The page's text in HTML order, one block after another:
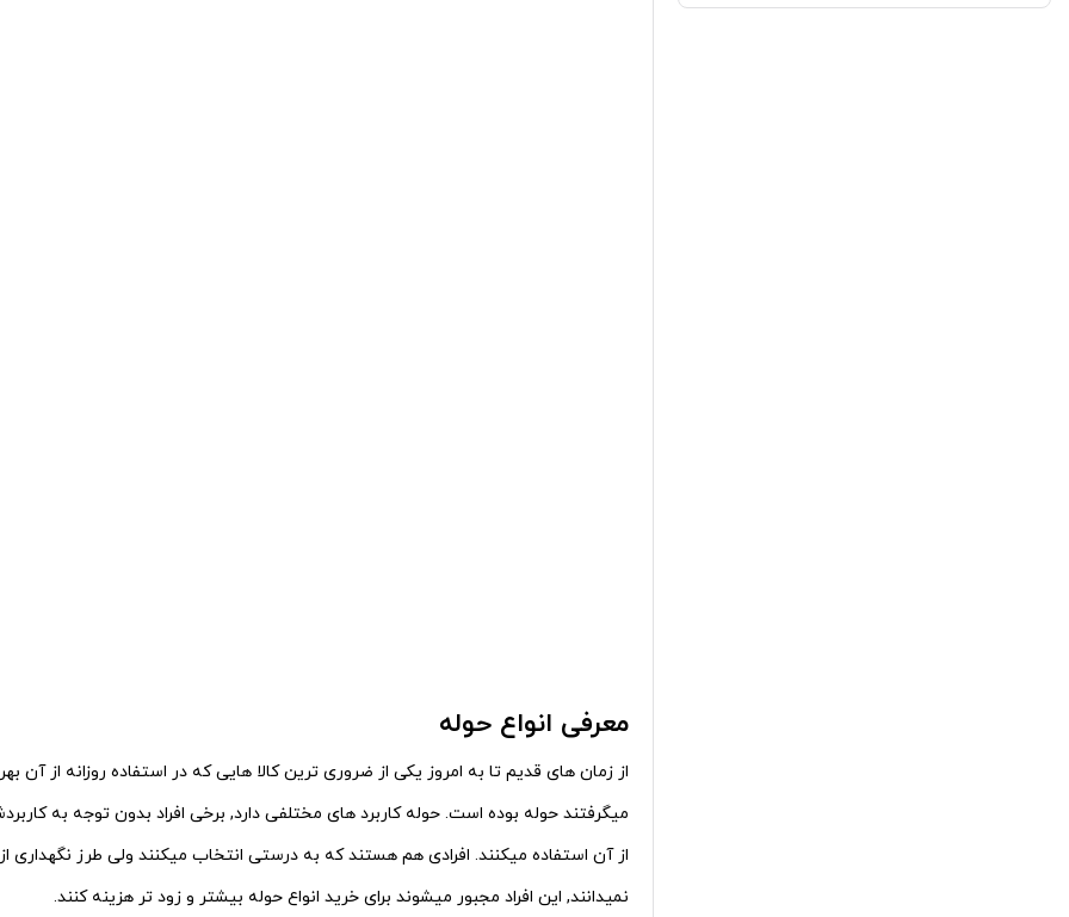
معرفی انواع حوله
از زمان های قدیم تا به امروز یکی از ضروری ترین کالا هایی که در استفاده روزانه از آن
میگرفتند حوله بوده است.حوله کاربرد های مختلفی دارد, برخی افراد بدون توجه به
از آن استفاده میکنند. افرادی هم هستند که به درستی انتخاب میکنند ولی طرز نگهداری
نمیدانند, این افراد مجبور میشوند برای خرید انواع حوله بیشتر و زود تر هزینه کنند.